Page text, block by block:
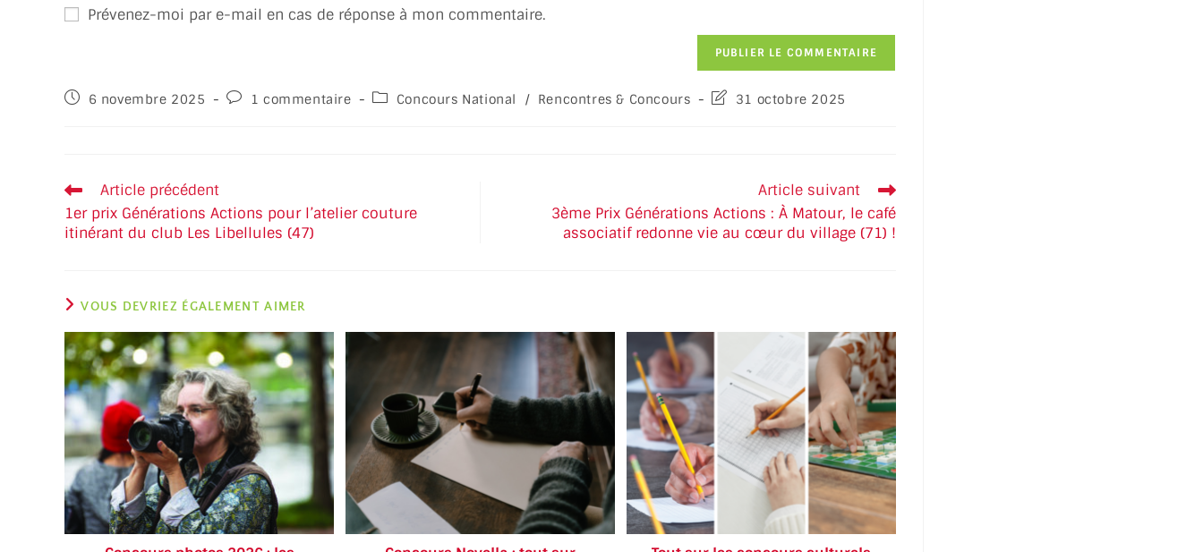
Prévenez-moi par e-mail en cas de réponse à mon commentaire.
6 novembre 2025 1 commentaire Concours National / Rencontres & Concours 31 octobre 2025
Article précédent
1er prix Générations Actions pour l’atelier couture
itinérant du club Les Libellules (47)
Article suivant
3ème Prix Générations Actions : À Matour, le café
associatif redonne vie au cœur du village (71) !
VOUS DEVRIEZ ÉGALEMENT AIMER